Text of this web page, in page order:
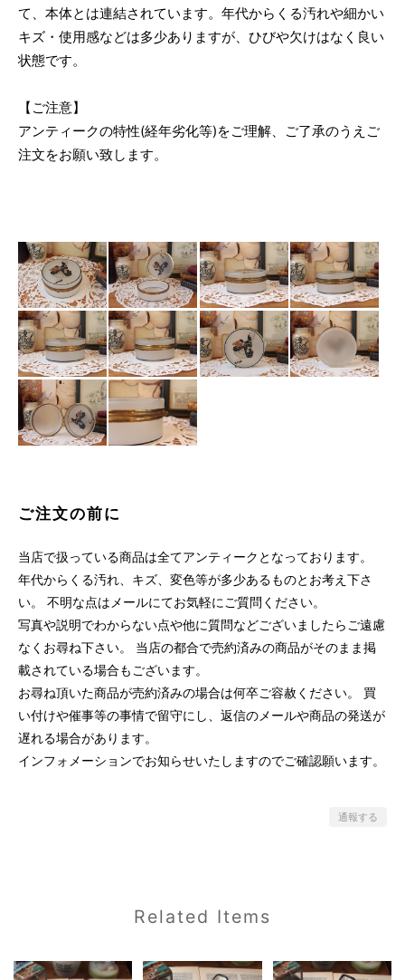
て、本体とは連結されています。年代からくる汚れや細かい
キズ・使用感などは多少ありますが、ひびや欠けはなく良い
状態です。
【ご注意】
アンティークの特性(経年劣化等)をご理解、ご了承のうえご
注文をお願い致します。
ご注文の前に
当店で扱っている商品は全てアンティークとなっております。
年代からくる汚れ、キズ、変色等が多少あるものとお考え下さ
い。 不明な点はメールにてお気軽にご質問ください。
写真や説明でわからない点や他に質問などございましたらご遠慮
なくお尋ね下さい。 当店の都合で売約済みの商品がそのまま掲
載されている場合もございます。
お尋ね頂いた商品が売約済みの場合は何卒ご容赦ください。 買
い付けや催事等の事情で留守にし、返信のメールや商品の発送が
遅れる場合があります。
インフォメーションでお知らせいたしますのでご確認願います。
通報する
Related Items